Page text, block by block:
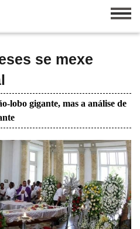
se mexe
lobo gigante, mas a análise de